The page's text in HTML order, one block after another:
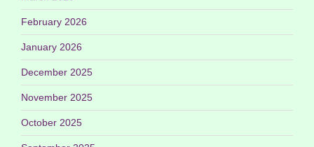
February 2026
January 2026
December 2025
November 2025
October 2025